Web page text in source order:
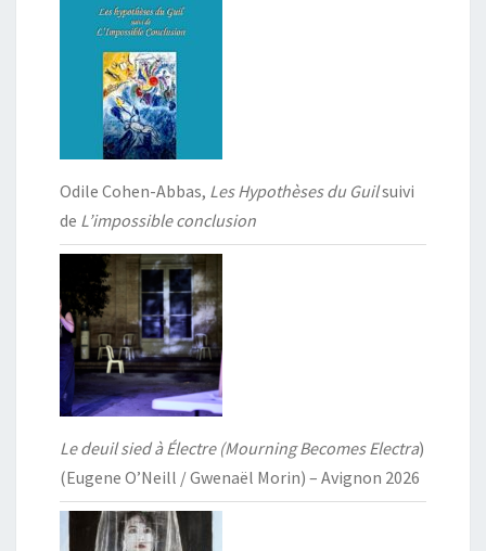
Odile Cohen-Abbas, Les Hypothèses du Guilsuivi
de L’impossible conclusion
Le deuil sied à Électre (Mourning Becomes Electra)
(Eugene O’Neill / Gwenaël Morin) – Avignon 2026